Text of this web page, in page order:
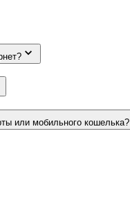
или мобильного кошелька?